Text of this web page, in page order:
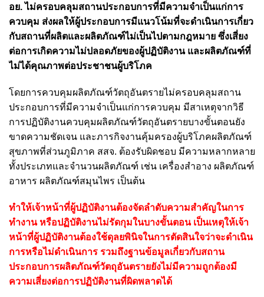
อย. ไม่ครอบคลุมสถานประกอบการที่มีความจำเป็นแก่การ
ควบคุม ส่งผลให้ผู้ประกอบการมีแนวโน้มที่จะดำเนินการเกี่ยว
กับสถานที่ผลิตและผลิตภัณฑ์ไม่เป็นไปตามกฎหมาย ซึ่งเสี่ยง
ต่อการเกิดความไม่ปลอดภัยของผู้ปฏิบัติงาน และผลิตภัณฑ์ที่
ไม่ได้คุณภาพต่อประชาชนผู้บริโภค
โดยการควบคุมผลิตภัณฑ์วัตถุอันตรายไม่ครอบคลุมสถาน
ประกอบการที่มีความจำเป็นแก่การควบคุม มีสาเหตุจากวิธี
การปฏิบัติงานควบคุมผลิตภัณฑ์วัตถุอันตรายบางขั้นตอนยัง
ขาดความชัดเจน และภารกิจงานคุ้มครองผู้บริโภคผลิตภัณฑ์
สุขภาพที่ส่วนภูมิภาค สสจ. ต้องรับผิดชอบ มีความหลากหลาย
ทั้งประเภทและจำนวนผลิตภัณฑ์ เช่น เครื่องสำอาง ผลิตภัณฑ์
อาหาร ผลิตภัณฑ์สมุนไพร เป็นต้น
ทำให้เจ้าหน้าที่ผู้ปฏิบัติงานต้องจัดลำดับความสำคัญในการ
ทำงาน หรือปฏิบัติงานไม่รัดกุมในบางขั้นตอน เป็นเหตุให้เจ้า
หน้าที่ผู้ปฏิบัติงานต้องใช้ดุลยพินิจในการตัดสินใจว่าจะดำเนิน
การหรือไม่ดำเนินการ รวมถึงฐานข้อมูลเกี่ยวกับสถาน
ประกอบการผลิตภัณฑ์วัตถุอันตรายยังไม่มีความถูกต้องมี
ความเสี่ยงต่อการปฏิบัติงานที่ผิดพลาดได้